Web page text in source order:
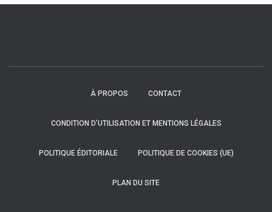
À PROPOS CONTACT
CONDITION D’UTILISATION ET MENTIONS LÉGALES
POLITIQUE ÉDITORIALE POLITIQUE DE COOKIES (UE)
PLAN DU SITE